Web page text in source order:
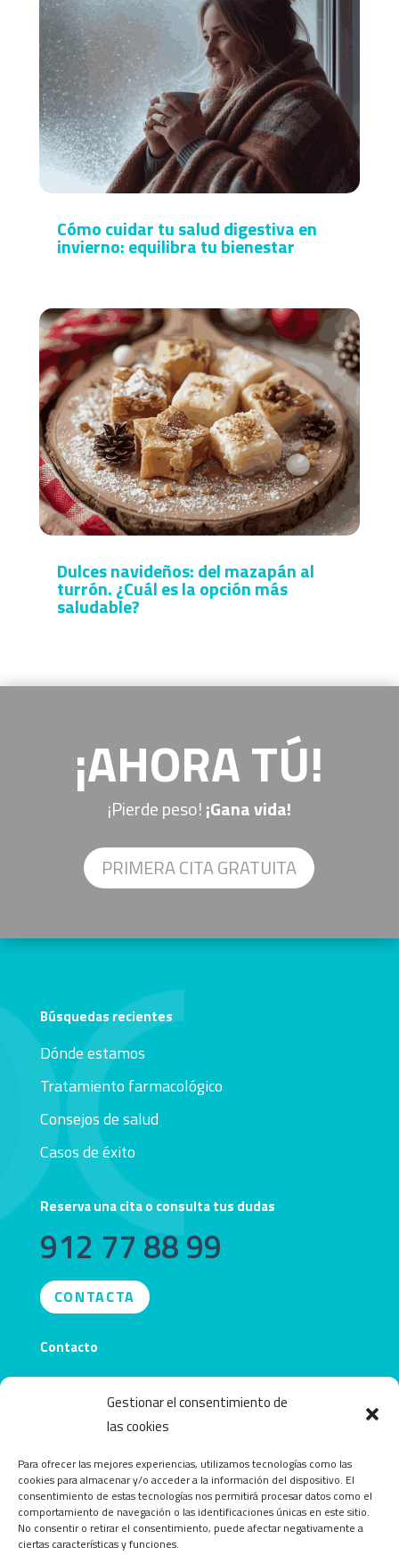
Gestionar el consentimiento de
las cookies
Para ofrecer las mejores experiencias, utilizamos tecnologías como las
cookies para almacenar y/o acceder a la información del dispositivo. El
consentimiento de estas tecnologías nos permitirá procesar datos como el
comportamiento de navegación o las identificaciones únicas en este sitio.
No consentir o retirar el consentimiento, puede afectar negativamente a
ciertas características y funciones.
Cómo cuidar tu salud digestiva en
invierno: equilibra tu bienestar
Dulces navideños: del mazapán al
turrón. ¿Cuál es la opción más
saludable?
¡AHORA TÚ!
¡Pierde peso!¡Gana vida!
PRIMERA CITA GRATUITA
Búsquedas recientes
Dónde estamos
Tratamiento farmacológico
Consejos de salud
Casos de éxito
Reserva una cita o consulta tus dudas
912 77 88 99
CONTACTA
Contacto
info@obecentro.com